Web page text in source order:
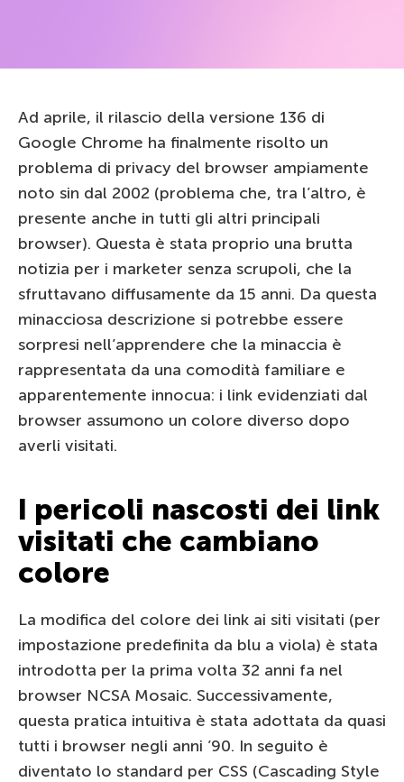
Ad aprile, il rilascio della versione 136 di
Google Chrome ha finalmente risolto un
problema di privacy del browser ampiamente
noto sin dal 2002 (problema che, tra l’altro, è
presente anche in tutti gli altri principali
browser). Questa è stata proprio una brutta
notizia per i marketer senza scrupoli, che la
sfruttavano diffusamente da 15 anni. Da questa
minacciosa descrizione si potrebbe essere
sorpresi nell’apprendere che la minaccia è
rappresentata da una comodità familiare e
apparentemente innocua: i link evidenziati dal
browser assumono un colore diverso dopo
averli visitati.
I pericoli nascosti dei link
visitati che cambiano
colore
La modifica del colore dei link ai siti visitati (per
impostazione predefinita da blu a viola) è stata
introdotta per la prima volta 32 anni fa nel
browser NCSA Mosaic. Successivamente,
questa pratica intuitiva è stata adottata da quasi
tutti i browser negli anni ’90. In seguito è
diventato lo standard per CSS (Cascading Style